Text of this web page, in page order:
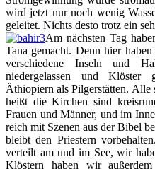
wird jetzt nur noch wenig
geleitet. Nichts desto trotz ein
Am nächsten Tag
Tana gemacht. Denn hier
verschiedene Inseln und
niedergelassen und Klöster
Äthiopiern als Pilgerstätten.
heißt die Kirchen sind
Frauen und Männer, und im
reich mit Szenen aus der Bibel
bleibt den Priestern
verteilt am und im See, wir
Klöstern haben wir